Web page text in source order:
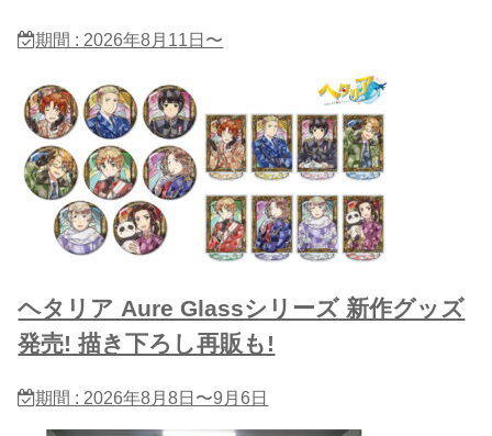
期間 : 2026年8月11日〜
ヘタリア Aure Glassシリーズ 新作グッズ
発売! 描き下ろし再販も!
期間 : 2026年8月8日〜9月6日